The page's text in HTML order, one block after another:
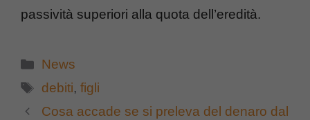
passività superiori alla quota dell’eredità.
Categorie
News
Tag
debiti,figli
Cosa accade se si preleva del denaro dal